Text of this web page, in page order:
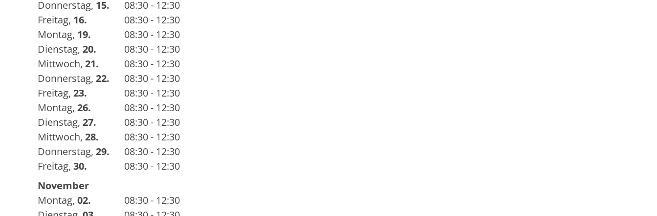
Donnerstag, 15.
08:30 - 12:30
Freitag, 16.
08:30 - 12:30
Montag, 19.
08:30 - 12:30
Dienstag, 20.
08:30 - 12:30
Mittwoch, 21.
08:30 - 12:30
Donnerstag, 22.
08:30 - 12:30
Freitag, 23.
08:30 - 12:30
Montag, 26.
08:30 - 12:30
Dienstag, 27.
08:30 - 12:30
Mittwoch, 28.
08:30 - 12:30
Donnerstag, 29.
08:30 - 12:30
Freitag, 30.
08:30 - 12:30
November
Montag, 02.
08:30 - 12:30